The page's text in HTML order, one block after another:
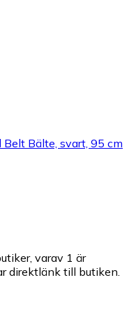
Bälte, svart, 95 cm
varav 1 är
direktlänk till butiken.